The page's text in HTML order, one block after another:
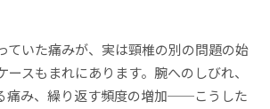
ていた痛みが、実は頸椎の別の問題の始
ースもまれにあります。腕へのしびれ、
痛み、繰り返す頻度の増加──こうした